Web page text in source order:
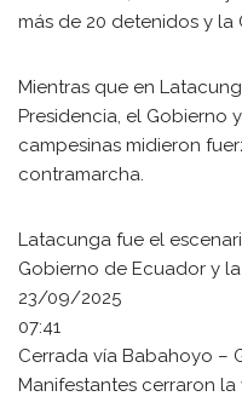
más de 20 detenidos y la
Mientras que en
Presidencia, el Gobierno
campesinas midieron
contramarcha.
Latacunga fue el
Gobierno de Ecuador y
23/09/2025
07:41
Cerrada vía Babahoyo –
Manifestantes cerraron